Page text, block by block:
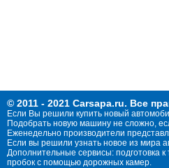
© 2011 - 2021 Carsapa.ru. Все
Если Вы решили купить новый
Подобрать новую машину не сложно,
Еженедельно производители
Если вы решили узнать новое из мира
Дополнительные сервисы: подготовка
пробок с помощью дорожных камер.